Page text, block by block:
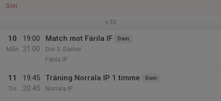
Sön
v.33
10
Mån
19:00
21:00
Match mot Färila IF Dam
Divi 3. Damer
Färila IP
11
Tis
19:45
20:45
Träning Norrala IP 1 timme Dam
Norrala IP